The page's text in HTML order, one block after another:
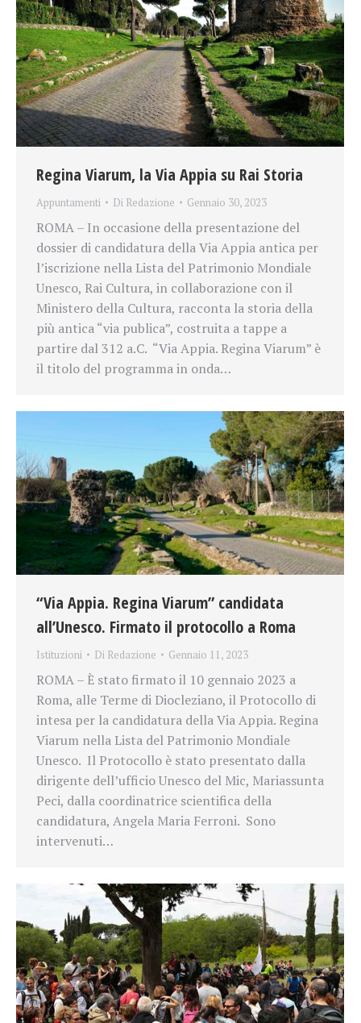
Regina Viarum, la Via Appia su Rai Storia
Appuntamenti Di Redazione Gennaio 30, 2023
ROMA – In occasione della presentazione del
dossier di candidatura della Via Appia antica per
l’iscrizione nella Lista del Patrimonio Mondiale
Unesco, Rai Cultura, in collaborazione con il
Ministero della Cultura, racconta la storia della
più antica “via publica”, costruita a tappe a
partire dal 312 a.C. “Via Appia. Regina Viarum” è
il titolo del programma in onda…
“Via Appia. Regina Viarum” candidata
all’Unesco. Firmato il protocollo a Roma
Istituzioni Di Redazione Gennaio 11, 2023
ROMA – È stato firmato il 10 gennaio 2023 a
Roma, alle Terme di Diocleziano, il Protocollo di
intesa per la candidatura della Via Appia. Regina
Viarum nella Lista del Patrimonio Mondiale
Unesco. Il Protocollo è stato presentato dalla
dirigente dell’ufficio Unesco del Mic, Mariassunta
Peci, dalla coordinatrice scientifica della
candidatura, Angela Maria Ferroni. Sono
intervenuti…